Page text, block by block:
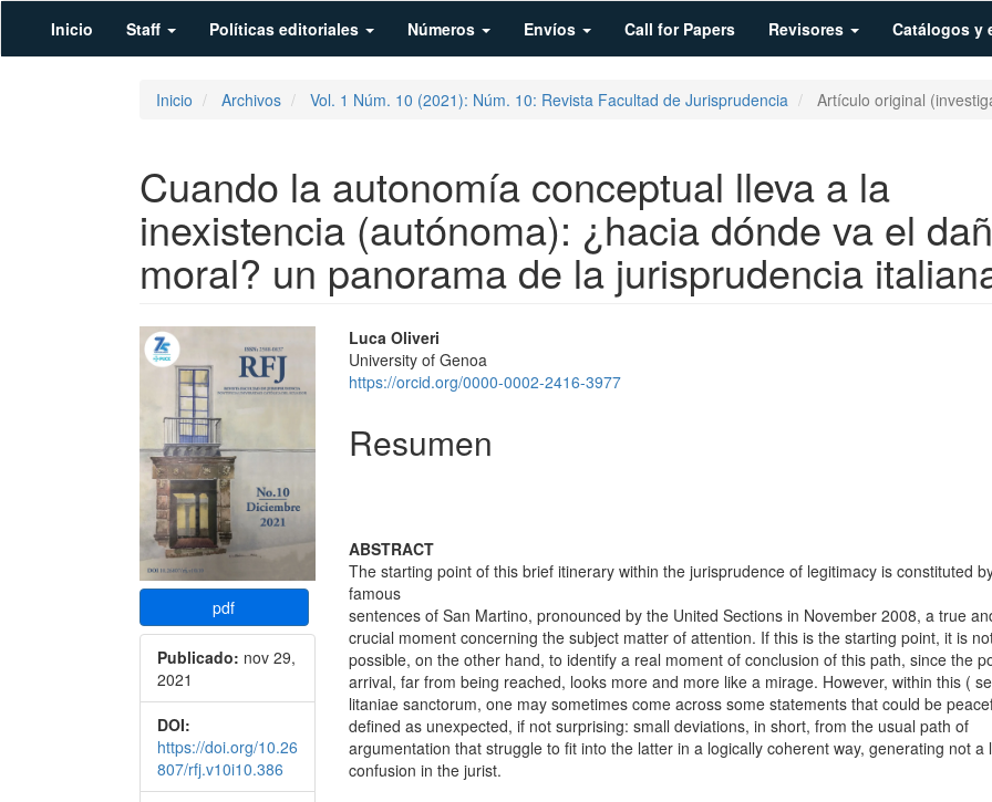
principal
Contenido
Inicio Staff Políticas editoriales Números Envíos Call for Papers Revisores Catálogos y
Inicio Archivos Vol. 1 Núm. 10 (2021): Núm. 10: Revista Facultad de Jurisprudencia Artículo original
Cuando la autonomía conceptual lleva a la
inexistencia (autónoma): ¿hacia dónde va el
moral? un panorama de la jurisprudencia
Barra
lateral
del
artículo
pdf
Publicado: nov 29,
2021
DOI:
https://doi.org/10.26
807/rfj.v10i10.386
Contenido
principal
artículo
Luca Oliveri
University of Genoa
https://orcid.org/0000-0002-2416-3977
Resumen
ABSTRACT
The starting point of this brief itinerary within the jurisprudence of legitimacy is constituted
famous
sentences of San Martino, pronounced by the United Sections in November 2008, a true
crucial moment concerning the subject matter of attention. If this is the starting point, it is
possible, on the other hand, to identify a real moment of conclusion of this path, since the
arrival, far from being reached, looks more and more like a mirage. However, within this (
litaniae sanctorum, one may sometimes come across some statements that could be
defined as unexpected, if not surprising: small deviations, in short, from the usual path of
argumentation that struggle to fit into the latter in a logically coherent way, generating not a
confusion in the jurist.